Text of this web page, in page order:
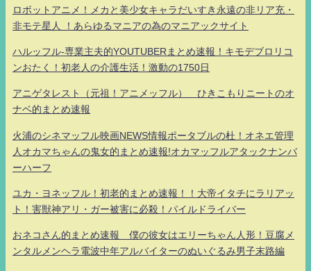
ロボットアニメ！メカと美少女キャラだいすき永遠の非リア充・
非モテ星人 ！あらゆるマニアの為のマニアックサイト
ハルッフル-専業主夫的YOUTUBERまとめ速報！キモデブロリコ
ンおたく！初老人の介護生活！激動の1750日
アニゲタレスト（元祖！アニメッフル） ひきこもりニートのオ
ナベ的まとめ速報
火浦のシネマッフル映画NEWS情報ポータブルの杜！オネエ管理
人オカマちゃんの鬼女的まとめ速報!オカマッフルアタックナンバ
ーハーフ
ユカ・ヨネッフル！初老的まとめ速報！！大帝イタチにラリアッ
ト！害獣神アリ・ガー被害に必殺！パイルドライバー
おネコさん的まとめ速報 僕の彼女はエリーちゃん人形！豆腐メ
ンタルメンヘラ電波中年アルバイターのぬいぐるみ男子末路編